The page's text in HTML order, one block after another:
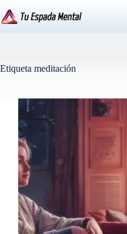
al
contenido
Etiqueta meditación